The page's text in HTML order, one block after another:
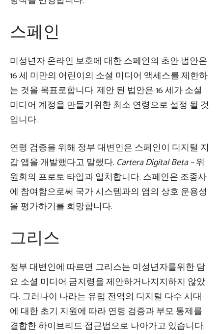
스페인
미성년자 온라인 보호에 대한 스페인의 초안 법안은
16 세 미만의 어린이의 소셜 미디어 액세스를 제한하
는 것을 목표로합니다. 제안 된 법안은 16 세가 소셜
미디어 계정을 만들기위한 최소 연령으로 설정 될 것
입니다.
연령 검증을 위해 정부 대변인은 스페인이 디지털 지
갑 앱을 개발했다고 말했다. Cartera Digital Beta –위
원회의 프로토 타입과 일치합니다. 스페인은 조종사
에 참여함으로써 국가 시스템과의 앱의 상호 운용성
을 평가하기를 희망합니다.
그리스
정부 대변인에 따르면 그리스는 미성년자를위한 담
요 소셜 미디어 금지령을 제안하거나지지하지 않았
다. 그러나이 나라는 유럽 전역의 디지털 다수 시대
에 대한 초기 지원에 따라 연령 검증과 부모 통제를
결합한 하이브리드 접근법으로 나아가고 있습니다.